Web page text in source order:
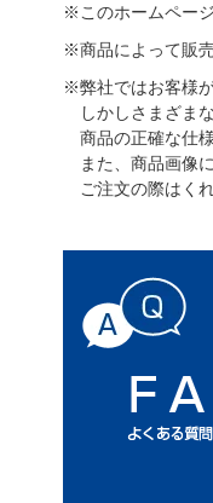
※このホームペー
※商品によって販
※弊社ではお客様
しかしさまざま
商品の正確な仕
また、商品画像
ご注文の際はく